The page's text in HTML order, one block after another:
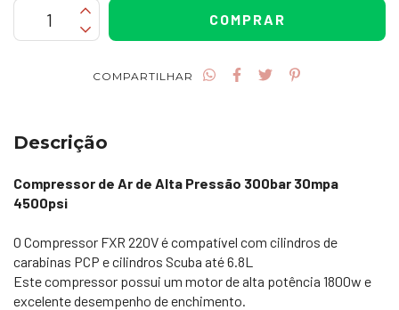
COMPARTILHAR
Descrição
Compressor de Ar de Alta Pressão 300bar 30mpa
4500psi
O Compressor FXR 220V é compatível com cilindros de
carabinas PCP e cilindros Scuba até 6.8L
Este compressor possui um motor de alta potência 1800w e
excelente desempenho de enchimento.